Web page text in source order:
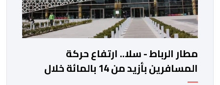
مطار الرباط - سلا.. ارتفاع حركة
المسافرين بأزيد من 14 بالمائة خلال